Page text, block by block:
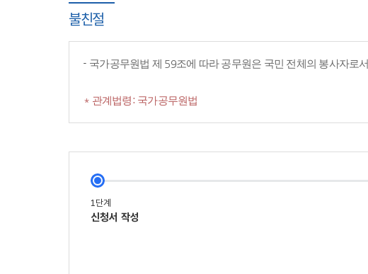
불친절
국가공무원법 제 59조에 따라 공무원은 국민 전체의 봉사자로
* 관계법령: 국가공무원법